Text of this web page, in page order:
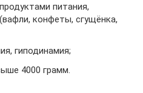
питания,
конфеты, сгущёнка,
гиподинамия;
4000 грамм.